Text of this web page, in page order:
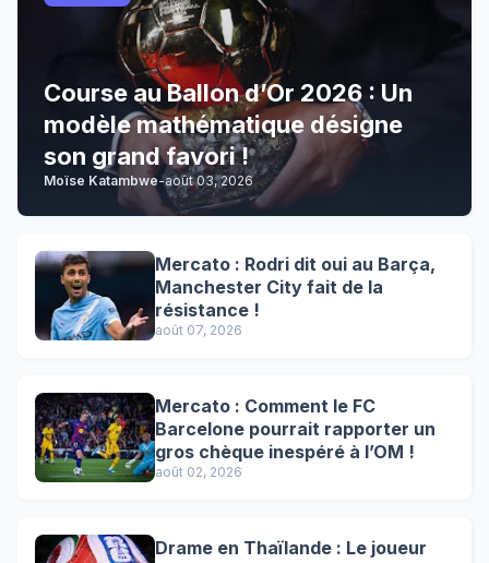
Course au Ballon d’Or 2026 : Un
modèle mathématique désigne
son grand favori !
Moïse Katambwe-août 03, 2026
Mercato : Rodri dit oui au Barça,
Manchester City fait de la
résistance !
août 07, 2026
Mercato : Comment le FC
Barcelone pourrait rapporter un
gros chèque inespéré à l’OM !
août 02, 2026
Drame en Thaïlande : Le joueur